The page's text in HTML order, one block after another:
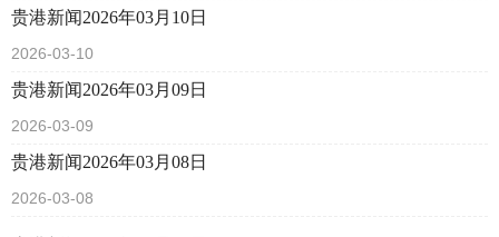
贵港新闻2026年03月10日
2026-03-10
贵港新闻2026年03月09日
2026-03-09
贵港新闻2026年03月08日
2026-03-08